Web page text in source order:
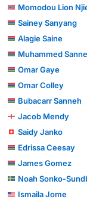
Momodou Lion
Sainey Sanyang
Alagie Saine
Muhammed
Omar Gaye
Omar Colley
Bubacarr Sanneh
Jacob Mendy
Saidy Janko
Edrissa Ceesay
James Gomez
Noah Sonko-
Ismaila Jome